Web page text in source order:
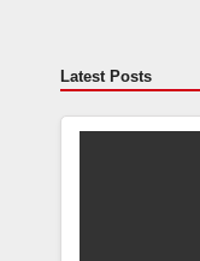
Latest Posts